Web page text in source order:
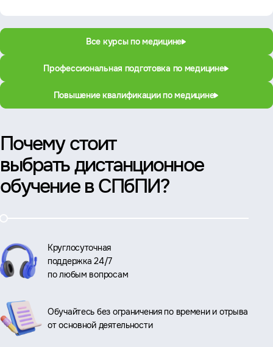
Все курсы по медицине
Профессиональная подготовка по медицине
Повышение квалификации по медицине
Почему стоит
выбрать дистанционное
обучение в СПбПИ?
Круглосуточная
поддержка 24/7
по любым вопросам
Обучайтесь без ограничения по времени и отрыва
от основной деятельности